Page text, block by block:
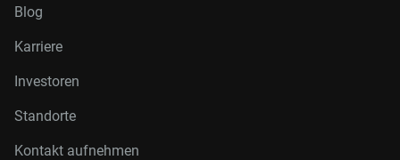
Blog
Karriere
Investoren
Standorte
Kontakt aufnehmen